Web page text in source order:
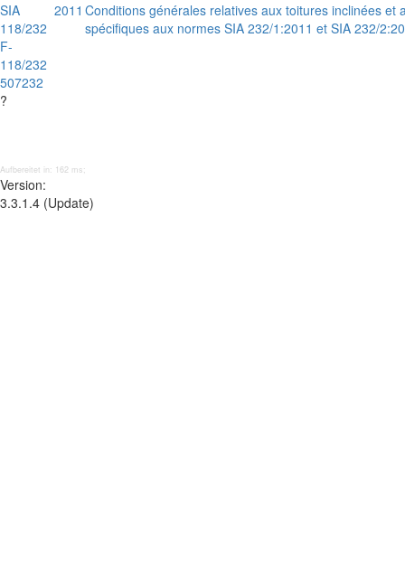
SIA
118/232
F-
118/232
507232
?
2011 Conditions générales relatives aux toitures inclinées et
spécifiques aux normes SIA 232/1:2011 et SIA 232/
Aufbereitet in: 162 ms;
Version:
3.3.1.4 (Update)